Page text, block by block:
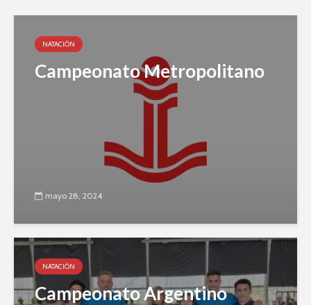
NATACIÓN
Campeonato Metropolitano
mayo 28, 2024
NATACIÓN
Campeonato Argentino